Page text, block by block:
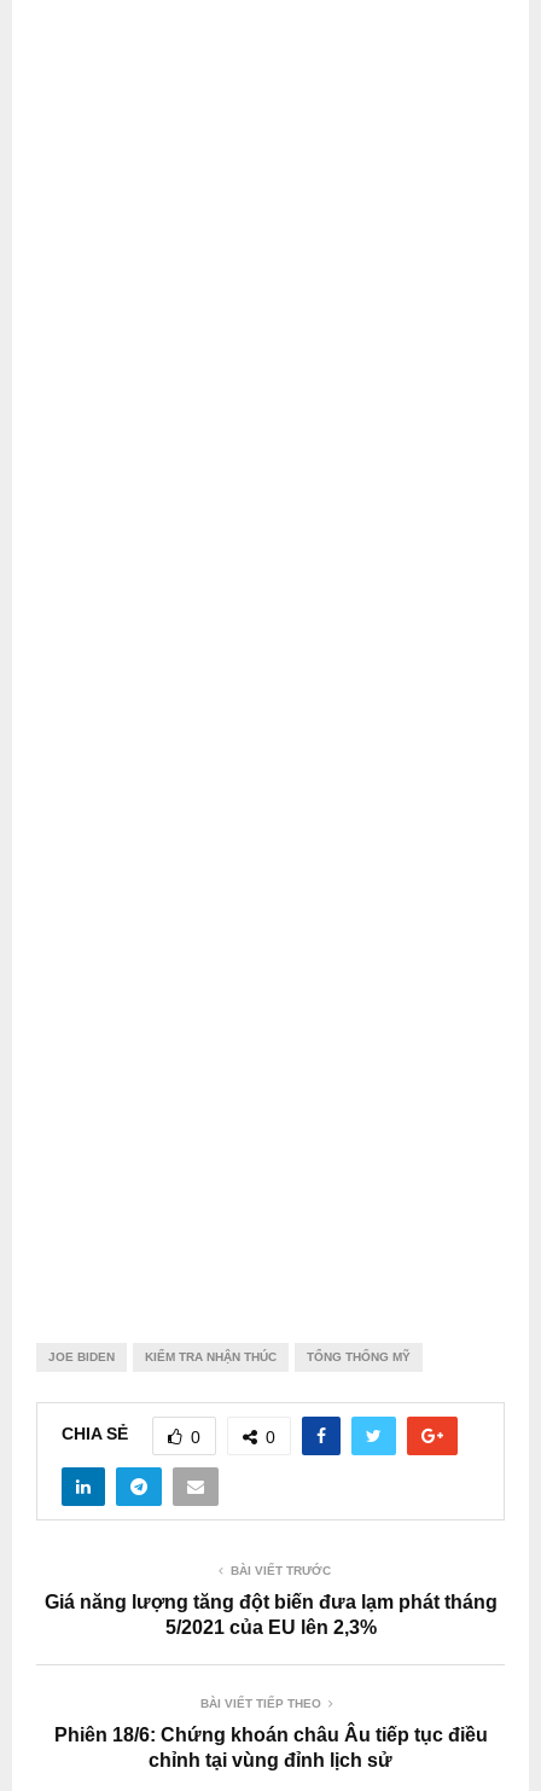
JOE BIDEN KIỂM TRA NHẬN THÚC TỔNG THỐNG MỸ
CHIA SẺ 0 0
BÀI VIẾT TRƯỚC
Giá năng lượng tăng đột biến đưa lạm phát tháng
5/2021 của EU lên 2,3%
BÀI VIẾT TIẾP THEO
Phiên 18/6: Chứng khoán châu Âu tiếp tục điều
chỉnh tại vùng đỉnh lịch sử